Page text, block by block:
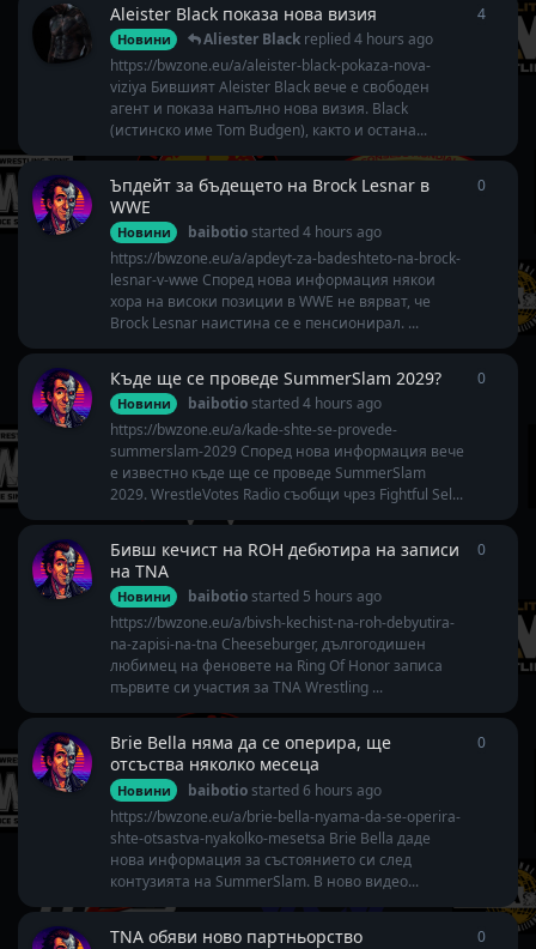
Aleister Black показа нова визия
Новини Aliester Black replied4 hours ago
https://bwzone.eu/a/aleister-black-pokaza-nova-
viziya Бившият Aleister Black вече е свободен
агент и показа напълно нова визия. Black
(истинско име Tom Budgen), както и остана...
4
Ъпдейт за бъдещето на Brock Lesnar в
WWE
Новини baibotiostarted4 hours ago
https://bwzone.eu/a/apdeyt-za-badeshteto-na-brock-
lesnar-v-wwe Според нова информация някои
хора на високи позиции в WWE не вярват, че
Brock Lesnar наистина се е пенсионирал. ...
0
Къде ще се проведе SummerSlam 2029?
Новини baibotiostarted4 hours ago
https://bwzone.eu/a/kade-shte-se-provede-
summerslam-2029 Според нова информация вече
е известно къде ще се проведе SummerSlam
2029. WrestleVotes Radio съобщи чрез Fightful Sel...
0
Бивш кечист на ROH дебютира на записи
на TNA
Новини baibotiostarted 5 hours ago
https://bwzone.eu/a/bivsh-kechist-na-roh-debyutira-
na-zapisi-na-tna Cheeseburger, дългогодишен
любимец на феновете на Ring Of Honor записа
първите си участия за TNA Wrestling ...
0
Brie Bella няма да се оперира, ще
отсъства няколко месеца
Новини baibotiostarted6 hours ago
https://bwzone.eu/a/brie-bella-nyama-da-se-operira-
shte-otsastva-nyakolko-mesetsa Brie Bella даде
нова информация за състоянието си след
контузията на SummerSlam. В ново видео...
0
TNA обяви ново партньорство 0